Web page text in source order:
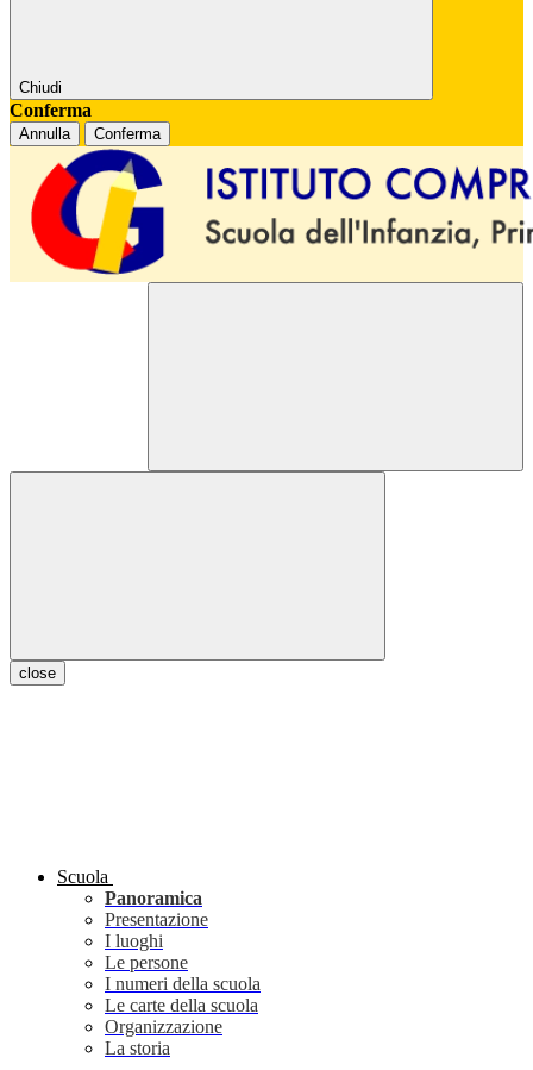
Chiudi
Conferma
Annulla Conferma
close
Scuola
Panoramica
Presentazione
I luoghi
Le persone
I numeri della scuola
Le carte della scuola
Organizzazione
La storia